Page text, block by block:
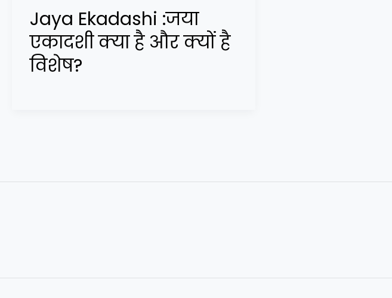
Jaya Ekadashi :जया
एकादशी क्या है और क्यों है
विशेष?